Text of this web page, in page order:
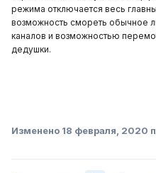
режима отключается весь
возможность смореть обычное
каналов и возможностью
дедушки.
Изменено 18 февраля, 2020